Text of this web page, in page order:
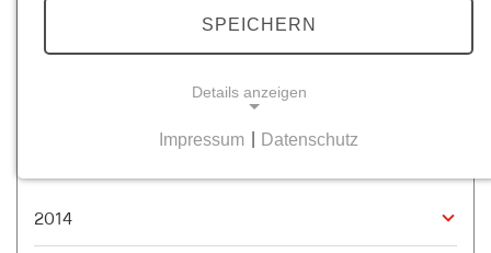
SPEICHERN
Details anzeigen
nutzbar zu machen, indem sie Grundfunktionen
wie Seitennavigation und Zugriff auf sichere
Impressum Datenschutz